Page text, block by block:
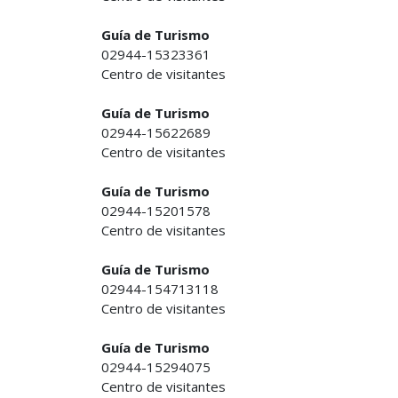
Guía de Turismo
02944-15323361
Centro de visitantes
Guía de Turismo
02944-15622689
Centro de visitantes
Guía de Turismo
02944-15201578
Centro de visitantes
Guía de Turismo
02944-154713118
Centro de visitantes
Guía de Turismo
02944-15294075
Centro de visitantes